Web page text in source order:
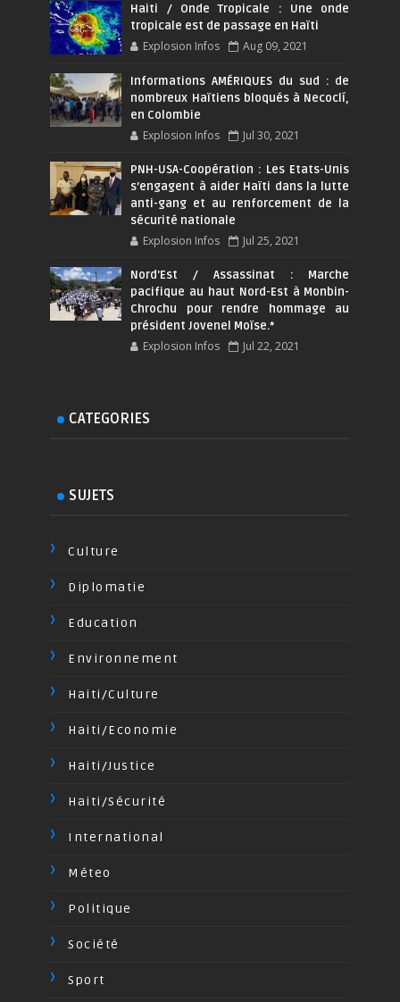
Haiti / Onde Tropicale : Une onde
tropicale est de passage en Haïti
Explosion Infos Aug 09, 2021
Informations AMÉRIQUES du sud : de
nombreux Haïtiens bloqués à Necoclí,
en Colombie
Explosion Infos Jul 30, 2021
PNH-USA-Coopération : Les Etats-Unis
s’engagent à aider Haïti dans la lutte
anti-gang et au renforcement de la
sécurité nationale
Explosion Infos Jul 25, 2021
Nord'Est / Assassinat : Marche
pacifique au haut Nord-Est à Monbin-
Chrochu pour rendre hommage au
président Jovenel Moïse.*
Explosion Infos Jul 22, 2021
CATEGORIES
SUJETS
Culture
Diplomatie
Education
Environnement
Haiti/Culture
Haiti/Economie
Haiti/Justice
Haiti/Sécurité
International
Méteo
Politique
Société
Sport